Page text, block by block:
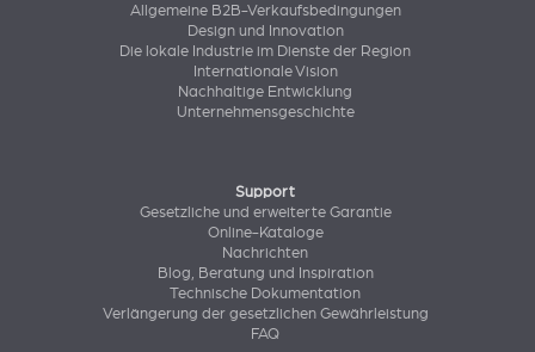
Allgemeine B2B-Verkaufsbedingungen
Design und Innovation
Die lokale Industrie im Dienste der Region
Internationale Vision
Nachhaltige Entwicklung
Unternehmensgeschichte
Support
Gesetzliche und erweiterte Garantie
Online-Kataloge
Nachrichten
Blog, Beratung und Inspiration
Technische Dokumentation
Verlängerung der gesetzlichen Gewährleistung
FAQ